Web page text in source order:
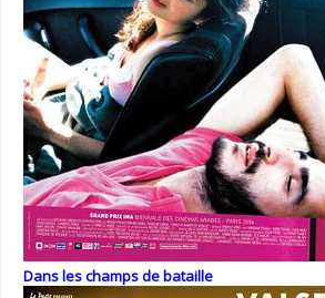
Dans les champs de bataille